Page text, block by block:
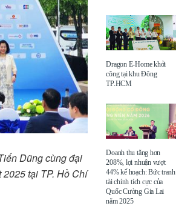
Dũng cùng đại
tại TP. Hồ Chí
Dragon E-Home khởi
công tại khu Đông
TP.HCM
Doanh thu tăng hơn
208%, lợi nhuận vượt
44% kế hoạch: Bức tranh
tài chính tích cực của
Quốc Cường Gia Lai
năm 2025